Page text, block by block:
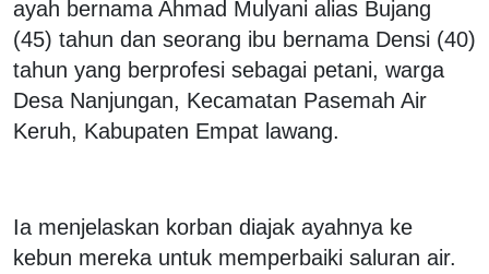
ayah bernama Ahmad Mulyani alias Bujang
(45) tahun dan seorang ibu bernama Densi (40)
tahun yang berprofesi sebagai petani, warga
Desa Nanjungan, Kecamatan Pasemah Air
Keruh, Kabupaten Empat lawang.
Ia menjelaskan korban diajak ayahnya ke
kebun mereka untuk memperbaiki saluran air.